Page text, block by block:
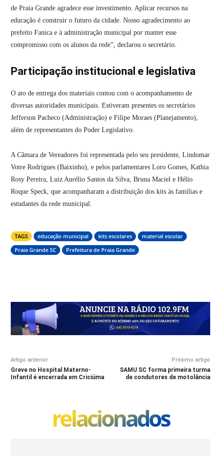
de Praia Grande agradece esse investimento. Aplicar recursos na
educação é construir o futuro da cidade. Nosso agradecimento ao
prefeito Fanica e à administração municipal por manter esse
compromisso com os alunos da rede”, declarou o secretário.
Participação institucional e legislativa
O ato de entrega dos materiais contou com o acompanhamento de
diversas autoridades municipais. Estiveram presentes os secretários
Jefferson Pacheco (Administração) e Filipe Moraes (Planejamento),
além de representantes do Poder Legislativo.
A Câmara de Vereadores foi representada pelo seu presidente, Lindomar
Votre Rodrigues (Baixinho), e pelos parlamentares Loro Gomes, Kathia
Rosy Pereira, Luiz Aurélio Santos da Silva, Bruna Maciel e Hélio
Roque Speck, que acompanharam a distribuição dos kits às famílias e
estudantes da rede municipal.
TAGS educação municipal kits escolares
material escolar
Praia Grande SC
Prefeitura de Praia Grande
Artigo anterior
Greve no Hospital Materno-
Infantil é encerrada em Criciúma
Próximo artigo
SAMU SC forma primeira turma
de condutores de motolância
relacionados